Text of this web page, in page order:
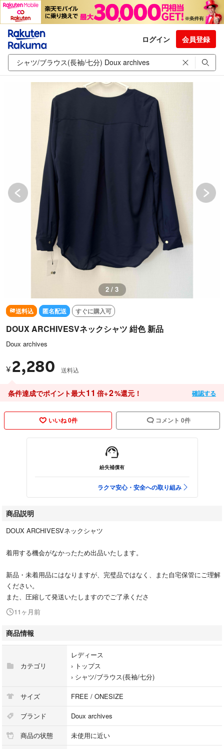
ログイン 会員登録
2 / 3
送料込 匿名配送 すぐに購入可
DOUX ARCHIVESVネックシャツ 紺色 新品
Doux archives
¥ 2,280 送料込
条件達成でポイント最大11 倍+2%還元！ 確認する
いいね 0件 コメント 0件
紛失補償有
ラクマ安心・安全への取り組み
商品説明
DOUX ARCHIVESVネックシャツ
着用する機会がなかったため出品いたします。
新品・未着用品にはなりますが、完璧品ではなく、また自宅保管にご理解
ください。
また、圧縮して発送いたしますのでご了承くださ
11ヶ月前
商品情報
カテゴリ
レディース
› トップス
› シャツ/ブラウス(長袖/七分)
サイズ FREE / ONESIZE
ブランド Doux archives
商品の状態 未使用に近い